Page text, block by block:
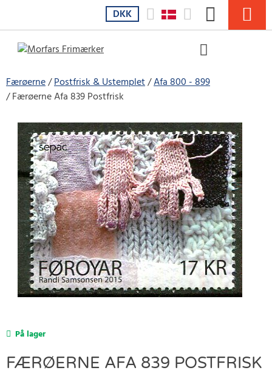
DKK
Færøerne Postfrisk & Ustemplet Afa 800 - 899
Færøerne Afa 839 Postfrisk
På lager
FÆRØERNE AFA 839 POSTFRISK